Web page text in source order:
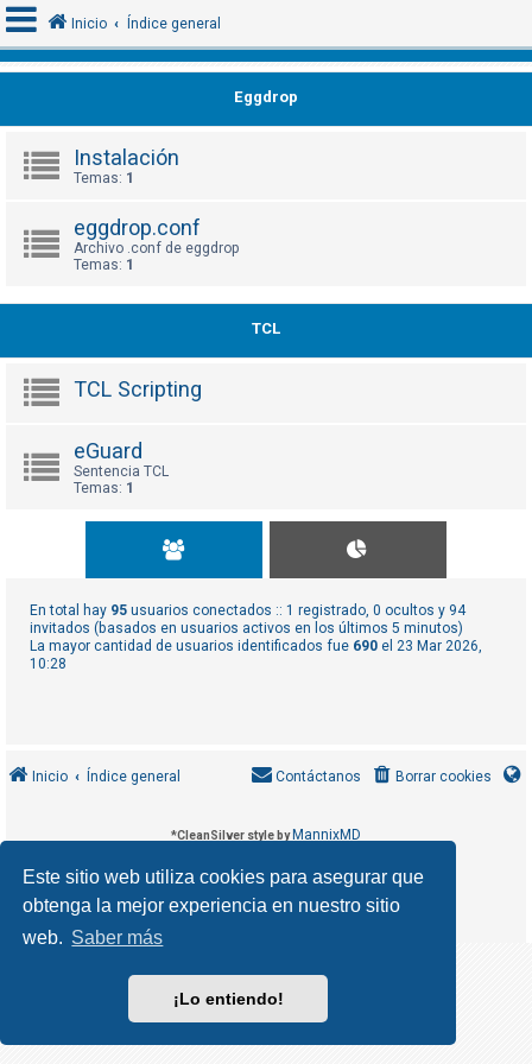
Este sitio web utiliza cookies para asegurar que
obtenga la mejor experiencia en nuestro sitio
web. Saber más
¡Lo entiendo!
I
d
e
t
f
c
a
r
e
g
s
r
T
e
s
Inicio Índice general
Eggdrop
Instalación
Temas: 1
eggdrop.conf
Archivo .conf de eggdrop
Temas: 1
TCL
TCL Scripting
eGuard
Sentencia TCL
Temas: 1
En total hay 95 usuarios conectados :: 1 registrado, 0 ocultos y 94
invitados (basados en usuarios activos en los últimos 5 minutos)
La mayor cantidad de usuarios identificados fue 690 el 23 Mar 2026,
10:28
Inicio Índice general Borrar cookies
Contáctanos
*CleanSilver style by MannixMD
Desarrollado por
phpBB ® Forum Software © phpBB Limited
Privacidad